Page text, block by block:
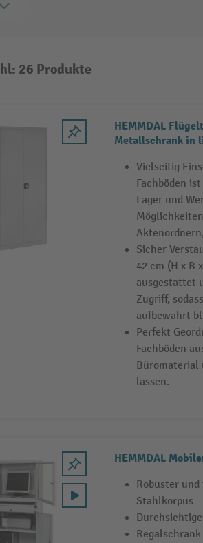
26 Produkte
HEMMDAL
Metallschrank in
Vielseitig
Fachböden
Lager und
Sicher
42 cm (H x B
ausgestattet
Zugriff,
aufbewahrt
Perfekt
Fachböden
Büromaterial
lassen.
HEMMDAL
Robuster
Stahlkorpus